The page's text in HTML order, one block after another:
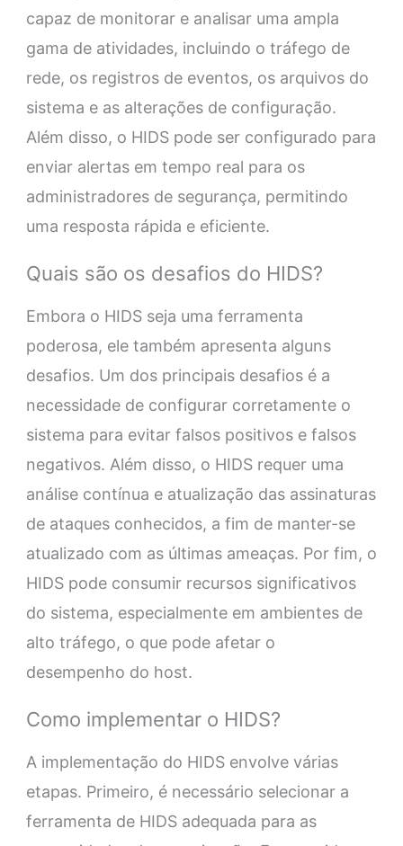
capaz de monitorar e analisar uma ampla
gama de atividades, incluindo o tráfego de
rede, os registros de eventos, os arquivos do
sistema e as alterações de configuração.
Além disso, o HIDS pode ser configurado para
enviar alertas em tempo real para os
administradores de segurança, permitindo
uma resposta rápida e eficiente.
Quais são os desafios do HIDS?
Embora o HIDS seja uma ferramenta
poderosa, ele também apresenta alguns
desafios. Um dos principais desafios é a
necessidade de configurar corretamente o
sistema para evitar falsos positivos e falsos
negativos. Além disso, o HIDS requer uma
análise contínua e atualização das assinaturas
de ataques conhecidos, a fim de manter-se
atualizado com as últimas ameaças. Por fim, o
HIDS pode consumir recursos significativos
do sistema, especialmente em ambientes de
alto tráfego, o que pode afetar o
desempenho do host.
Como implementar o HIDS?
A implementação do HIDS envolve várias
etapas. Primeiro, é necessário selecionar a
ferramenta de HIDS adequada para as